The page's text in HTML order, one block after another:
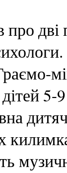
про дві
5-